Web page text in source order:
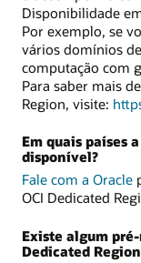
Disponibilidade
Por exemplo, se
vários domínios
computação com
Para saber mais
Region, visite:
Em quais países
disponível?
Fale com a Oracle
OCI Dedicated
Existe algum
Dedicated